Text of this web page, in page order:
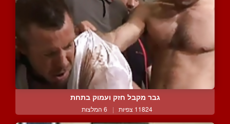
גבר מקבל חזק ועמוק בתחת
11824 צפיות | 6 המלצות